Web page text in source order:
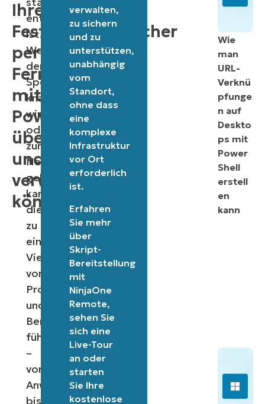
Ihren
Festplattenspeicher
per
Fernzugriff
mit
PowerShell
überwachen
und
verwalten
können
entscheidend
ist.
Wenn
der
Speicherplatz
knapp
wird
oder
zur
Neige
geht,
kann
dies
zu
einer
Vielzahl
von
Problemen
und
Benutzerbeschwerden
führen
–
von
Anwendungsfehlern
bis
verwalten,
zu sichern
und zu
unterstützen,
unabhängig
vom
Standort,
ohne dass
eine
komplexe
Infrastruktur
vor Ort
erforderlich
ist.
Erfahren
Sie mehr
über
Skript-
Bereitstellung
mit
NinjaOne
Remote,
sehen Sie
sich eine
Live-Tour
an oder
starten
Sie Ihre
kostenlose
Wie
man
URL-
Verknü
pfunge
n auf
Deskto
ps mit
Power
Shell
erstell
en
kann